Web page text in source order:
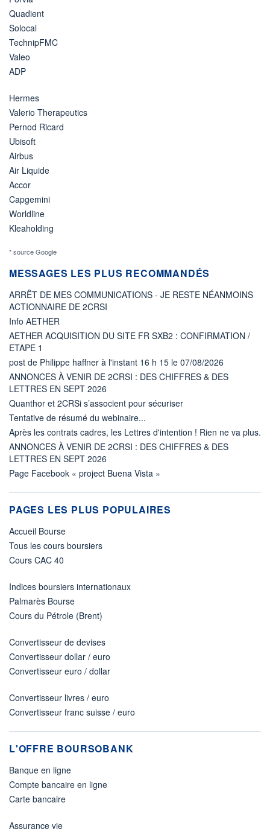
Quadient
Solocal
TechnipFMC
Valeo
ADP
Hermes
Valerio Therapeutics
Pernod Ricard
Ubisoft
Airbus
Air Liquide
Accor
Capgemini
Worldline
Kleaholding
* source Google
MESSAGES LES PLUS RECOMMANDÉS
ARRÊT DE MES COMMUNICATIONS - JE RESTE NÉANMOINS
ACTIONNAIRE DE 2CRSI
Info AETHER
AETHER ACQUISITION DU SITE FR SXB2 : CONFIRMATION /
ETAPE 1
post de Philippe haffner à l'instant 16 h 15 le 07/08/2026
ANNONCES À VENIR DE 2CRSI : DES CHIFFRES & DES
LETTRES EN SEPT 2026
Quanthor et 2CRSi s’associent pour sécuriser
Tentative de résumé du webinaire...
Après les contrats cadres, les Lettres d'intention ! Rien ne va plus.
ANNONCES À VENIR DE 2CRSI : DES CHIFFRES & DES
LETTRES EN SEPT 2026
Page Facebook « project Buena Vista »
PAGES LES PLUS POPULAIRES
Accueil Bourse
Tous les cours boursiers
Cours CAC 40
Indices boursiers internationaux
Palmarès Bourse
Cours du Pétrole (Brent)
Convertisseur de devises
Convertisseur dollar / euro
Convertisseur euro / dollar
Convertisseur livres / euro
Convertisseur franc suisse / euro
L'OFFRE BOURSOBANK
Banque en ligne
Compte bancaire en ligne
Carte bancaire
Assurance vie